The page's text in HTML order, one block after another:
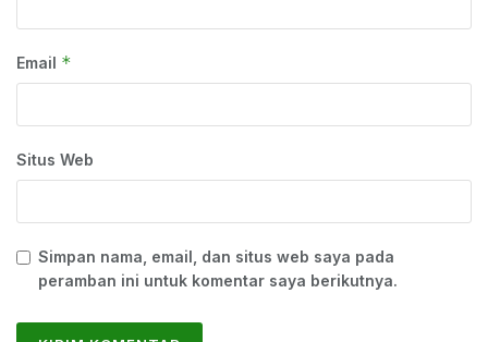
Email *
Situs Web
Simpan nama, email, dan situs web saya pada
peramban ini untuk komentar saya berikutnya.